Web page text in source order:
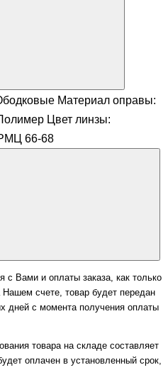
Материал оправы:
Цвет линзы:
66-68
с Вами и оплаты заказа, как только
счете, товар будет передан
дней с момента получения оплаты
товара на складе составляет
оплачен в установленный срок,